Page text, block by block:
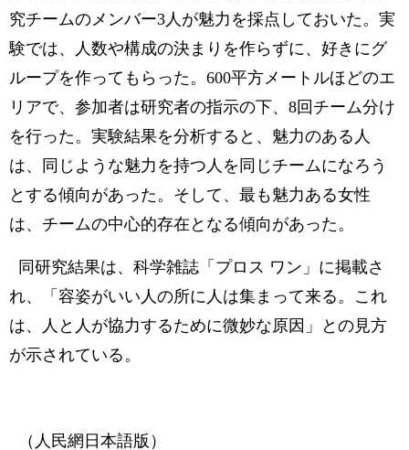
究チームのメンバー3人が魅力を採点しておいた。実
験では、人数や構成の決まりを作らずに、好きにグ
ループを作ってもらった。600平方メートルほどのエ
リアで、参加者は研究者の指示の下、8回チーム分け
を行った。実験結果を分析すると、魅力のある人
は、同じような魅力を持つ人を同じチームになろう
とする傾向があった。そして、最も魅力ある女性
は、チームの中心的存在となる傾向があった。
同研究結果は、科学雑誌「プロス ワン」に掲載さ
れ、「容姿がいい人の所に人は集まって来る。これ
は、人と人が協力するために微妙な原因」との見方
が示されている。
（人民網日本語版）